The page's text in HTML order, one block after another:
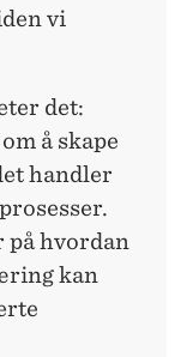
vi
det:
å skape
handler
på hvordan
kan